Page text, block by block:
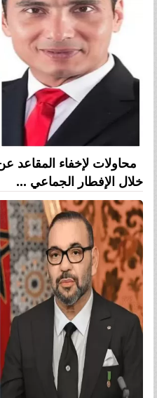
محاولات لإخفاء المقاعد
خلال الإفطار الجماعي ...